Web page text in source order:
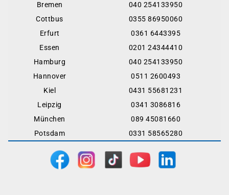
Bremen
040 254133950
Cottbus
0355 86950060
Erfurt
0361 6443395
Essen
0201 24344410
Hamburg
040 254133950
Hannover
0511 2600493
Kiel
0431 55681231
Leipzig
0341 3086816
München
089 45081660
Potsdam
0331 58565280